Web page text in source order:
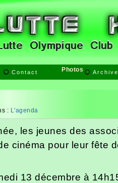
Contact Photos
: L'agenda
les jeunes des
cinéma pour leur fête
13 décembre à